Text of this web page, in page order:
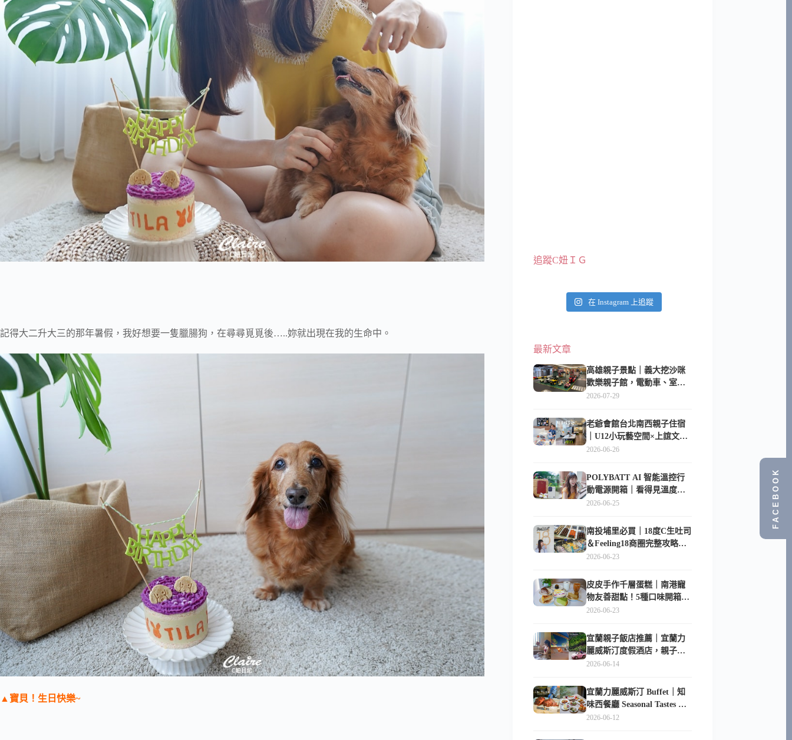
記得大二升大三的那年暑假，我好想要一隻臘腸狗，在尋尋覓覓後…..妳就出現在我的生命中。
▲寶貝！生日快樂~
追蹤C妞ＩＧ
在 Instagram 上追蹤
最新文章
高雄親子景點｜義大挖沙咪
歡樂親子館，電動車、室內
沙坑、互動球池一票玩到底
2026-07-29
老爺會館台北南西親子住宿
｜U12小玩藝空間×上誼文
化，暑假帶孩子這樣玩
2026-06-26
POLYBATT AI 智能溫控行
動電源開箱｜看得見溫度與
電量，外出更安心的
2026-06-25
南投埔里必買｜18度C生吐司
＆Feeling18商圈完整攻略，
在地人帶路這樣逛
2026-06-23
皮皮手作千層蛋糕｜南港寵
物友善甜點！5種口味開箱，
比Lady M便宜一半的台北隱
2026-06-23
宜蘭親子飯店推薦｜宜蘭力
麗威斯汀度假酒店，親子
房、Buffet、泳池、兒童俱樂
2026-06-14
宜蘭力麗威斯汀 Buffet｜知
味西餐廳 Seasonal Tastes 晚
餐早餐吃什麼？
2026-06-12
FACEBOOK